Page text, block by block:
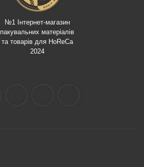
№1 Інтернет-магазин
пакувальних матеріалів
та товарів для HoReCa
2024